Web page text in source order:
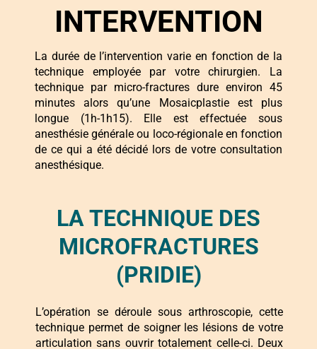
INTERVENTION
La durée de l’intervention varie en fonction de la
technique employée par votre chirurgien. La
technique par micro-fractures dure environ 45
minutes alors qu’une Mosaicplastie est plus
longue (1h-1h15). Elle est effectuée sous
anesthésie générale ou loco-régionale en fonction
de ce qui a été décidé lors de votre consultation
anesthésique.
LA TECHNIQUE DES
MICROFRACTURES
(PRIDIE)
L’opération se déroule sous arthroscopie, cette
technique permet de soigner les lésions de votre
articulation sans ouvrir totalement celle-ci. Deux